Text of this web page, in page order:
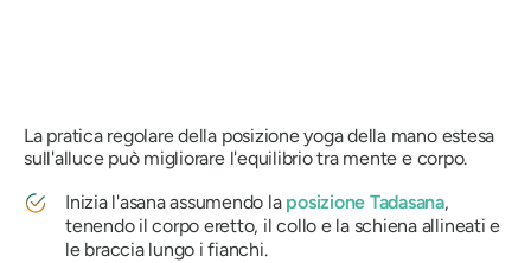
La pratica regolare della posizione yoga della mano estesa
sull'alluce può migliorare l'equilibrio tra mente e corpo.
Inizia l'asana assumendo la posizione Tadasana,
tenendo il corpo eretto, il collo e la schiena allineati e
le braccia lungo i fianchi.